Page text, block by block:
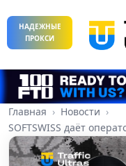
НАДЕЖНЫЕ
ПРОКСИ
Главная
Новости
SOFTSWISS даёт